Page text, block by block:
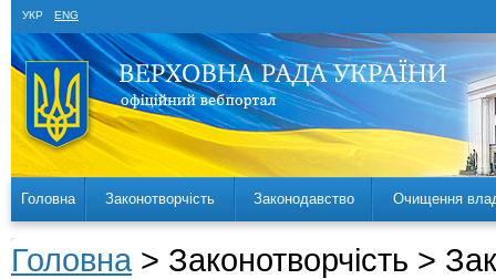
УКР ENG
Головна Законотворчість Законодавство Очищення
Головна > Законотворчість >